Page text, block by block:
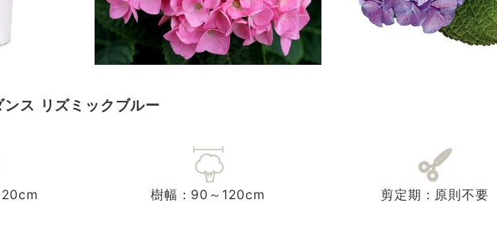
ス リズミックブルー
樹幅：90～120cm 剪定期：原則不要